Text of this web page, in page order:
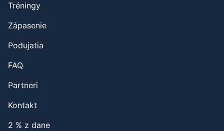
Tréningy
Zápasenie
Podujatia
FAQ
Partneri
Kontakt
2 % z dane